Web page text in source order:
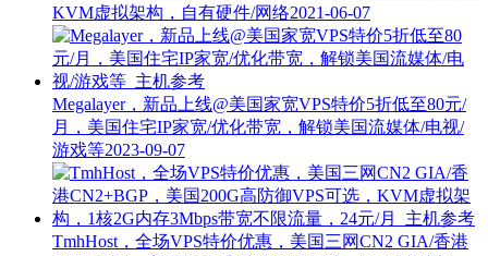
KVM虚拟架构，自有硬件/网络2021-06-07
Megalayer，新品上线@美国家宽VPS特价5折低至80元/
月，美国住宅IP家宽/优化带宽，解锁美国流媒体/电视/
游戏等2023-09-07
TmhHost，全场VPS特价优惠，美国三网CN2 GIA/香港